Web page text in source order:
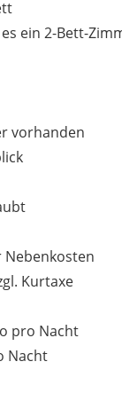
ein 2-Bett-
vorhanden
Nebenkosten
Kurtaxe
pro Nacht
Nacht